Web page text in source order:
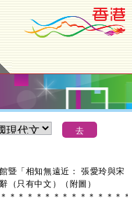
暨「相知無遠近： 張愛玲與宋
（只有中文）（附圖）
＊ ＊ ＊ ＊ ＊ ＊ ＊ ＊ ＊ ＊ ＊ ＊ ＊ ＊ ＊